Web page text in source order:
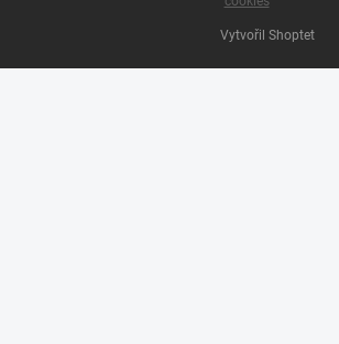
Vytvořil Shoptet